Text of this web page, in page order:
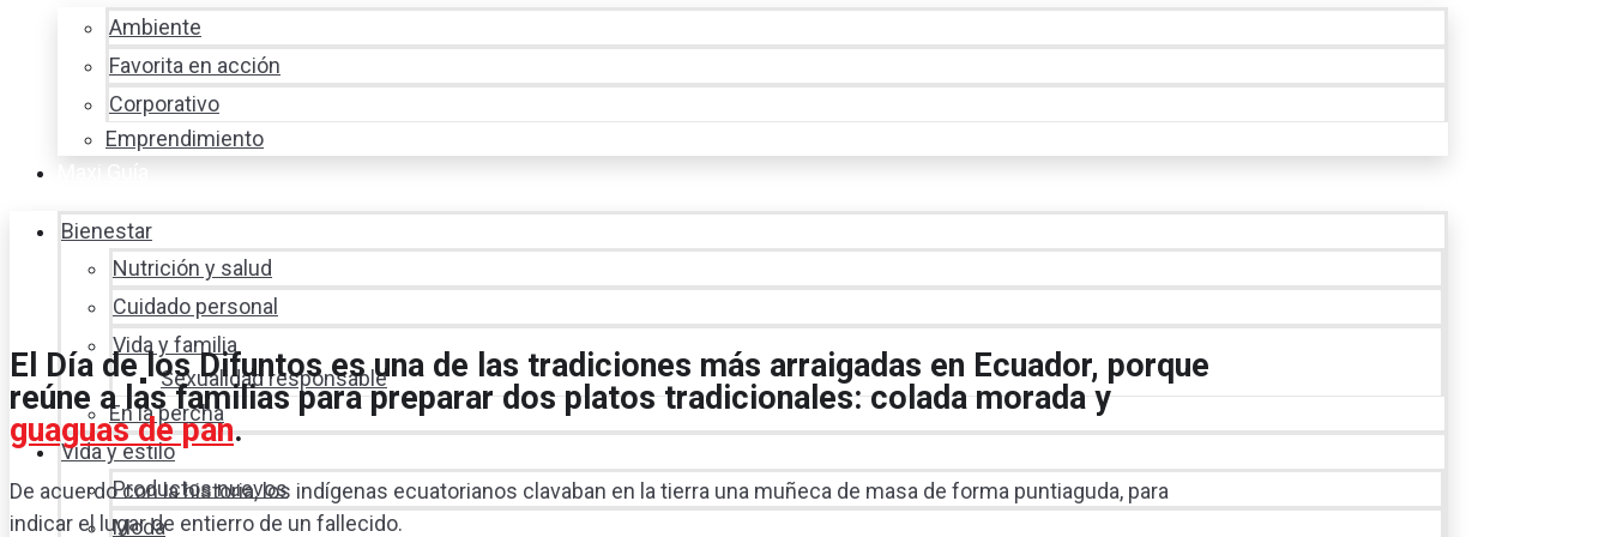
Ambiente
Favorita en acción
Corporativo
Emprendimiento
Bienestar
Nutrición y salud
Cuidado personal
Vida y familia
Sexualidad responsable
En la percha
Vida y estilo
Productos nuevos
Moda
El Día de los Difuntos es una de las tradiciones más arraigadas en Ecuador, porque
reúne a las familias para preparar dos platos tradicionales: colada morada y
guaguas de pan.
De acuerdo con la historia, los indígenas ecuatorianos clavaban en la tierra una muñeca de masa de forma puntiaguda, para
indicar el lugar de entierro de un fallecido.